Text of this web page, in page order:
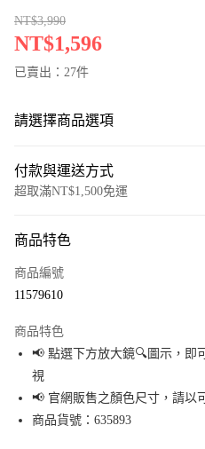
NT$3,990
NT$1,596
已賣出：27件
請選擇商品選項
付款與運送方式
超取滿NT$1,500免運
信用卡一次付款
Apple Pay
街口支付
悠遊付
商品特色
商品編號
11579610
商品特色
📢 點選下方放大鏡🔍圖示，即
視
📢 官網販售之顏色尺寸，請以
商品貨號：635893